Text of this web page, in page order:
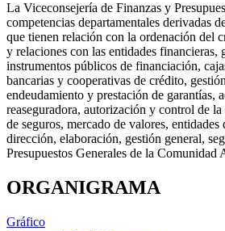
La Viceconsejería de Finanzas y
competencias departamentales derivadas
que tienen relación con la ordenación del
y relaciones con las entidades financieras,
instrumentos públicos de financiación,
bancarias y cooperativas de crédito,
endeudamiento y prestación de garantías,
reaseguradora, autorización y control de
de seguros, mercado de valores,
dirección, elaboración, gestión general,
Presupuestos Generales de la Comunidad
ORGANIGRAMA
Gráfico